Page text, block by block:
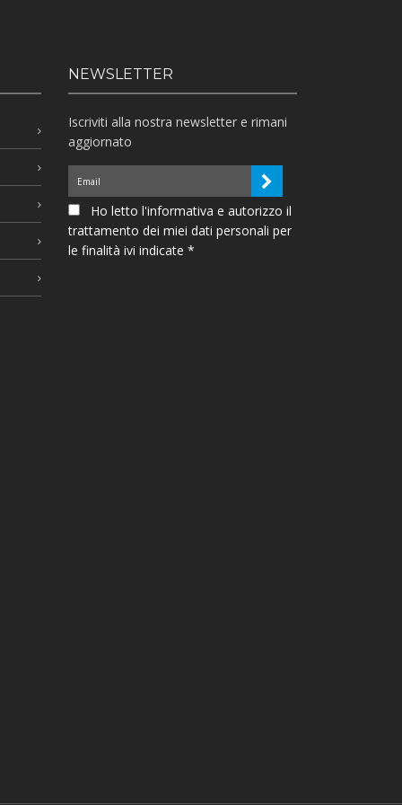
NEWSLETTER
Iscriviti alla nostra newsletter e rimani
aggiornato
Ho letto l'informativa e autorizzo il
trattamento dei miei dati personali per
le finalità ivi indicate *